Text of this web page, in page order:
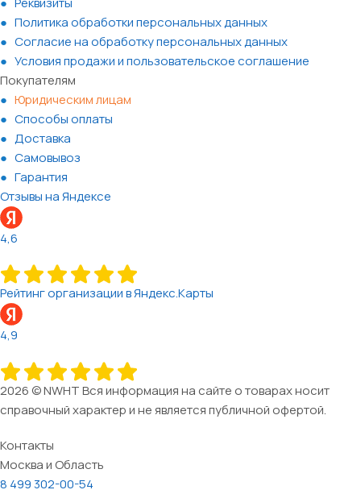
Политика обработки персональных данных
Согласие на обработку персональных данных
Условия продажи и пользовательское соглашение
Покупателям
Юридическим лицам
Способы оплаты
Доставка
Самовывоз
Гарантия
Отзывы на Яндексе
4,6
Рейтинг организации в Яндекс.Карты
4,9
2026 © NWHT Вся информация на сайте о товарах носит
справочный характер и не является публичной офертой.
Контакты
Москва и Область
8 499 302-00-54